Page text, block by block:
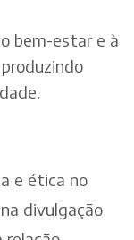
bem-estar e à
e ética no
divulgação